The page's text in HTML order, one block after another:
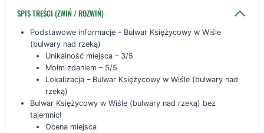
SPIS TREŚCI (ZWIŃ / ROZWIŃ)
Podstawowe informacje – Bulwar Księżycowy w Wiśle
(bulwary nad rzeką)
Unikalność miejsca – 3/5
Moim zdaniem – 5/5
Lokalizacja – Bulwar Księżycowy w Wiśle (bulwary nad
rzeką)
Bulwar Księżycowy w Wiśle (bulwary nad rzeką) bez
tajemnic!
Ocena miejsca